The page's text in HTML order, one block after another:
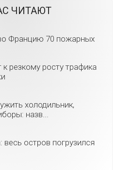
ЧИТАЮТ
Францию 70 пожарных
к резкому росту трафика
холодильник,
назв...
весь остров погрузился